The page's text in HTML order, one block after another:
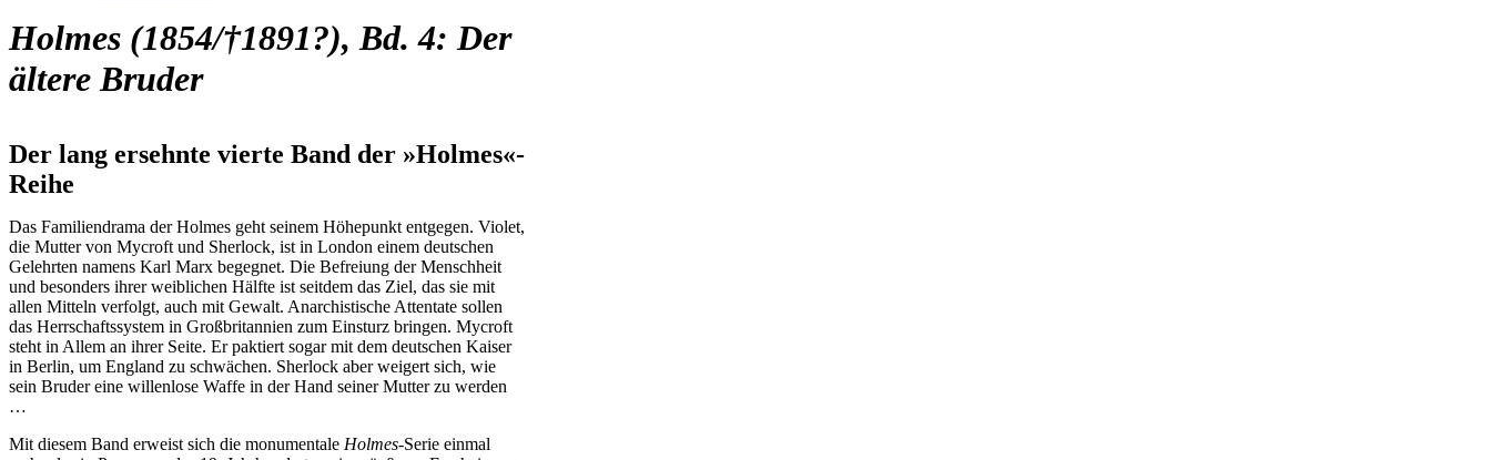
Holmes (1854/†1891?), Bd. 4: Der
ältere Bruder
Der lang ersehnte vierte Band der »Holmes«-
Reihe
Das Familiendrama der Holmes geht seinem Höhepunkt entgegen. Violet,
die Mutter von Mycroft und Sherlock, ist in London einem deutschen
Gelehrten namens Karl Marx begegnet. Die Befreiung der Menschheit
und besonders ihrer weiblichen Hälfte ist seitdem das Ziel, das sie mit
allen Mitteln verfolgt, auch mit Gewalt. Anarchistische Attentate sollen
das Herrschaftssystem in Großbritannien zum Einsturz bringen. Mycroft
steht in Allem an ihrer Seite. Er paktiert sogar mit dem deutschen Kaiser
in Berlin, um England zu schwächen. Sherlock aber weigert sich, wie
sein Bruder eine willenlose Waffe in der Hand seiner Mutter zu werden
…
Mit diesem Band erweist sich die monumentale Holmes-Serie einmal